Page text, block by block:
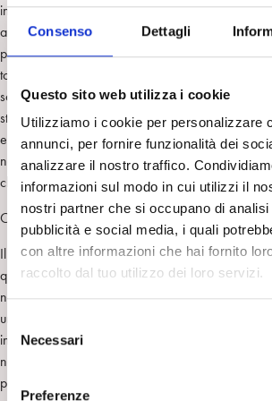
Consenso Dettagli
Questo sito web utilizza i cookie
Utilizziamo i cookie per personalizzare
annunci, per fornire funzionalità dei
analizzare il nostro traffico.
informazioni sul modo in cui utilizzi il
nostri partner che si occupano di analisi
pubblicità e social media, i quali
con altre informazioni che hai fornito
raccolto dal tuo utilizzo dei loro servizi.
e
e
Necessari
Preferenze
ingaggia immediatamente il terapeuta nella
a muoversi dentro la seduta, probabilmente
proprie vicende esterne. L’incontro avviene di
torniamo a vedere un’ambientazione
scuri e dall’illuminazione soffusa. Colpisce
studio chiaro e luminoso, assai differente
eravamo abituati nelle precedenti stagioni. È
nella ricerca introspettiva, sia un fattore favorente
che generalmente associamo all’introspezione
Come sta a questo punto il dottor Mari? Un po’
Il paziente Guido sembra molto interessante.
quasi una figura centrale, una sorta di
nostri. È un uomo molto diretto, che ci convoca
una disponibilità limitata di tempo, poco abituato
introspezione, ma contemporaneamente, se
note, curioso e interessato alla prospettiva di
psicanalista gli può offrire. È una bella sfida,